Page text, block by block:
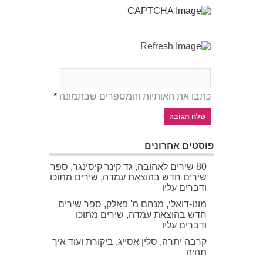
כתבו את האותיות והמספרים שבתמונה *
פוסטים אחרונים
80 שירים לאהובה, גד קינר קיסינגר, ספר
שירים חדש בהוצאת עמדה, שירים מתוכו
ודברים עליו
מונו-דואלי, מנחם מ' פאלק, ספר שירים
חדש בהוצאת עמדה, שירים מתוכו
ודברים עליו
קרבה יתרה, סלין אסייג, ביקורת ועוד איך
תהיה